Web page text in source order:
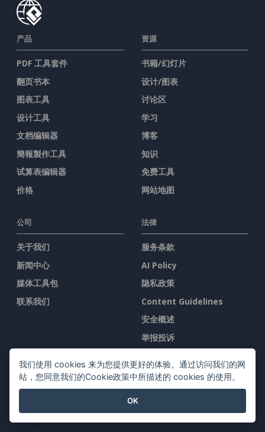
产品
PDF 工具套件
翻页书本
图表工具
设计工具
文档编辑器
簡報製作工具
试算表编辑器
价格
资源
书籍/幻灯片
设计/图表
讨论区
学习
博客
知识
免费工具
网站地图
公司
关于我们
新闻中心
媒体工具包
联系我们
法律
服务条款
AI Policy
隐私政策
Content Guidelines
安全概述
举报投诉
与我们联系
我们使用 cookies 来为您提供更好的体验。通过访问我们的网
站，您同意我们的Cookie政策中所描述的 cookies 的使用。
OK